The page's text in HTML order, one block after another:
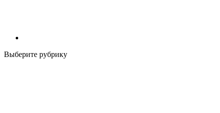
Выберите рубрику